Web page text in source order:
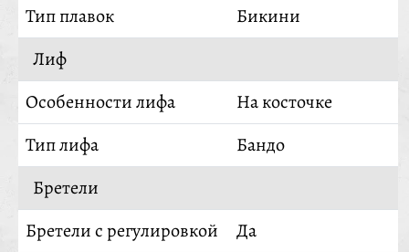
Тип плавок
Бикини
Лиф
Особенности лифа
На косточке
Тип лифа
Бандо
Бретели
Бретели с регулировкой
Да